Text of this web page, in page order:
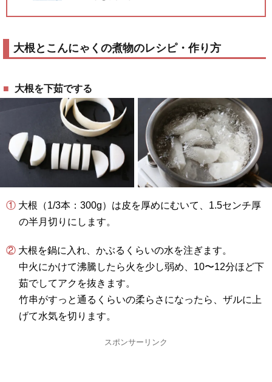
大根とこんにゃくの煮物のレシピ・作り方
大根を下茹でする
① 大根（1/3本：300g）は皮を厚めにむいて、1.5センチ厚
の半月切りにします。
② 大根を鍋に入れ、かぶるくらいの水を注ぎます。
中火にかけて沸騰したら火を少し弱め、10〜12分ほど下
茹でしてアクを抜きます。
竹串がすっと通るくらいの柔らさになったら、ザルに上
げて水気を切ります。
スポンサーリンク